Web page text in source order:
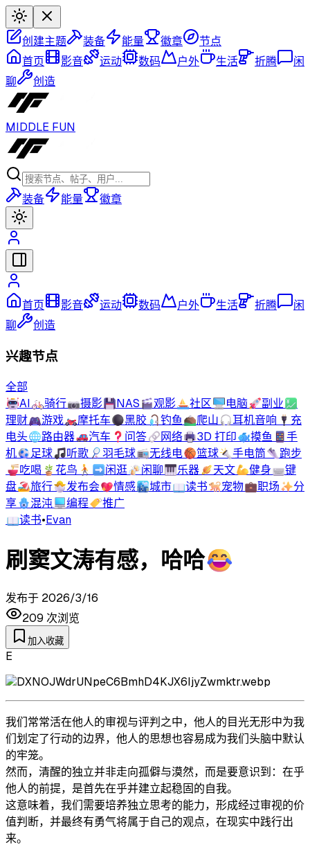
创建主题 装备 能量 徽章
节点
首页
影音 运动 数码 户外 生活 折腾
闲
聊
创造
MIDDLE FUN
装备 能量 徽章
首页 影音 运动 数码 户外 生活 折腾
闲
聊
创造
兴趣节点
全部
🤖AI🚲骑行📷摄影💾NAS🎬观影⛵社区🖥️电脑🚀副业💹
理财🎮游戏🏍️摩托车⚫黑胶 🎣钓鱼⛰️爬山🎧耳机音响 🔌 充
电头🌐路由器🚗汽车 ❓ 问答🔗网络🖨️3D 打印🐟摸鱼 📱手
机⚽足球🎵听歌 🏸羽毛球📻无线电🏀篮球🔦手电筒👟跑步
🍜吃喝 🪴 花鸟 🚶‍➡️闲逛🍻闲聊🎹乐器🪐天文💪健身⌨️键
盘🏖️旅行🐣发布会💖情感🏙️城市📖读书🐕宠物💼职场✨分
享🪬混沌💻编程🏷️推广
📖读书•Evan
刷窦文涛有感，哈哈😂
发布于 2026/3/16
209 次浏览
加入收藏
E
我们常常活在他人的审视与评判之中，他人的目光无形中为我
们划定了行动的边界，他人的思想也容易成为我们头脑中默认
的牢笼。
然而，清醒的独立并非走向孤僻与漠然，而是要意识到：在乎
他人的前提，是首先在乎并建立起稳固的自我。
这意味着，我们需要培养独立思考的能力，形成经过审视的价
值判断，并最终有勇气将属于自己的观点，在现实中践行出
来。